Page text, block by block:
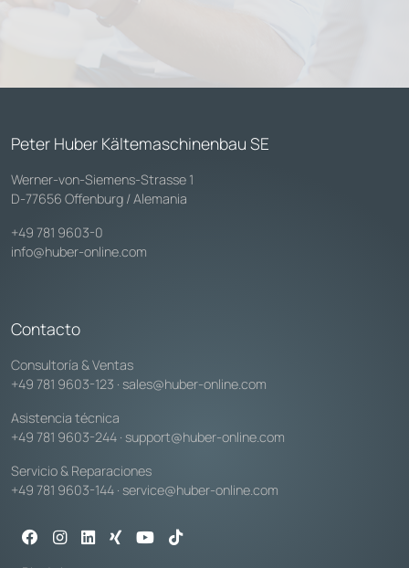
Peter Huber Kältemaschinenbau SE
Werner-von-Siemens-Strasse 1
D-77656 Offenburg / Alemania
+49 781 9603-0
info@huber-online.com
Contacto
Consultoría & Ventas
+49 781 9603-123 · sales@huber-online.com
Asistencia técnica
+49 781 9603-244 · support@huber-online.com
Servicio & Reparaciones
+49 781 9603-144 · service@huber-online.com